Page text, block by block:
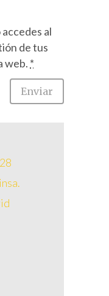
al
de tus
web. *